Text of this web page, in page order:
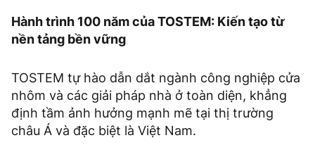
Hành trình 100 năm của TOSTEM: Kiến tạo từ
nền tảng bền vững
TOSTEM tự hào dẫn dắt ngành công nghiệp cửa
nhôm và các giải pháp nhà ở toàn diện, khẳng
định tầm ảnh hưởng mạnh mẽ tại thị trường
châu Á và đặc biệt là Việt Nam.